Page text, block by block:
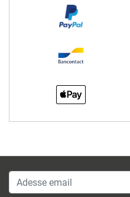
Adesse email